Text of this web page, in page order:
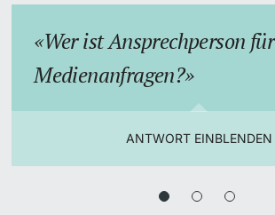
Wer ist Ansprechperson für
Medienanfragen?
ANTWORT EINBLENDEN